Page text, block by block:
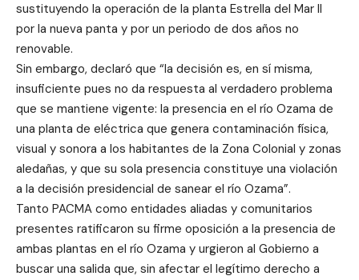
sustituyendo la operación de la planta Estrella del Mar II
por la nueva panta y por un periodo de dos años no
renovable.
Sin embargo, declaró que “la decisión es, en sí misma,
insuficiente pues no da respuesta al verdadero problema
que se mantiene vigente: la presencia en el río Ozama de
una planta de eléctrica que genera contaminación física,
visual y sonora a los habitantes de la Zona Colonial y zonas
aledañas, y que su sola presencia constituye una violación
a la decisión presidencial de sanear el río Ozama”.
Tanto PACMA como entidades aliadas y comunitarios
presentes ratificaron su firme oposición a la presencia de
ambas plantas en el río Ozama y urgieron al Gobierno a
buscar una salida que, sin afectar el legítimo derecho a